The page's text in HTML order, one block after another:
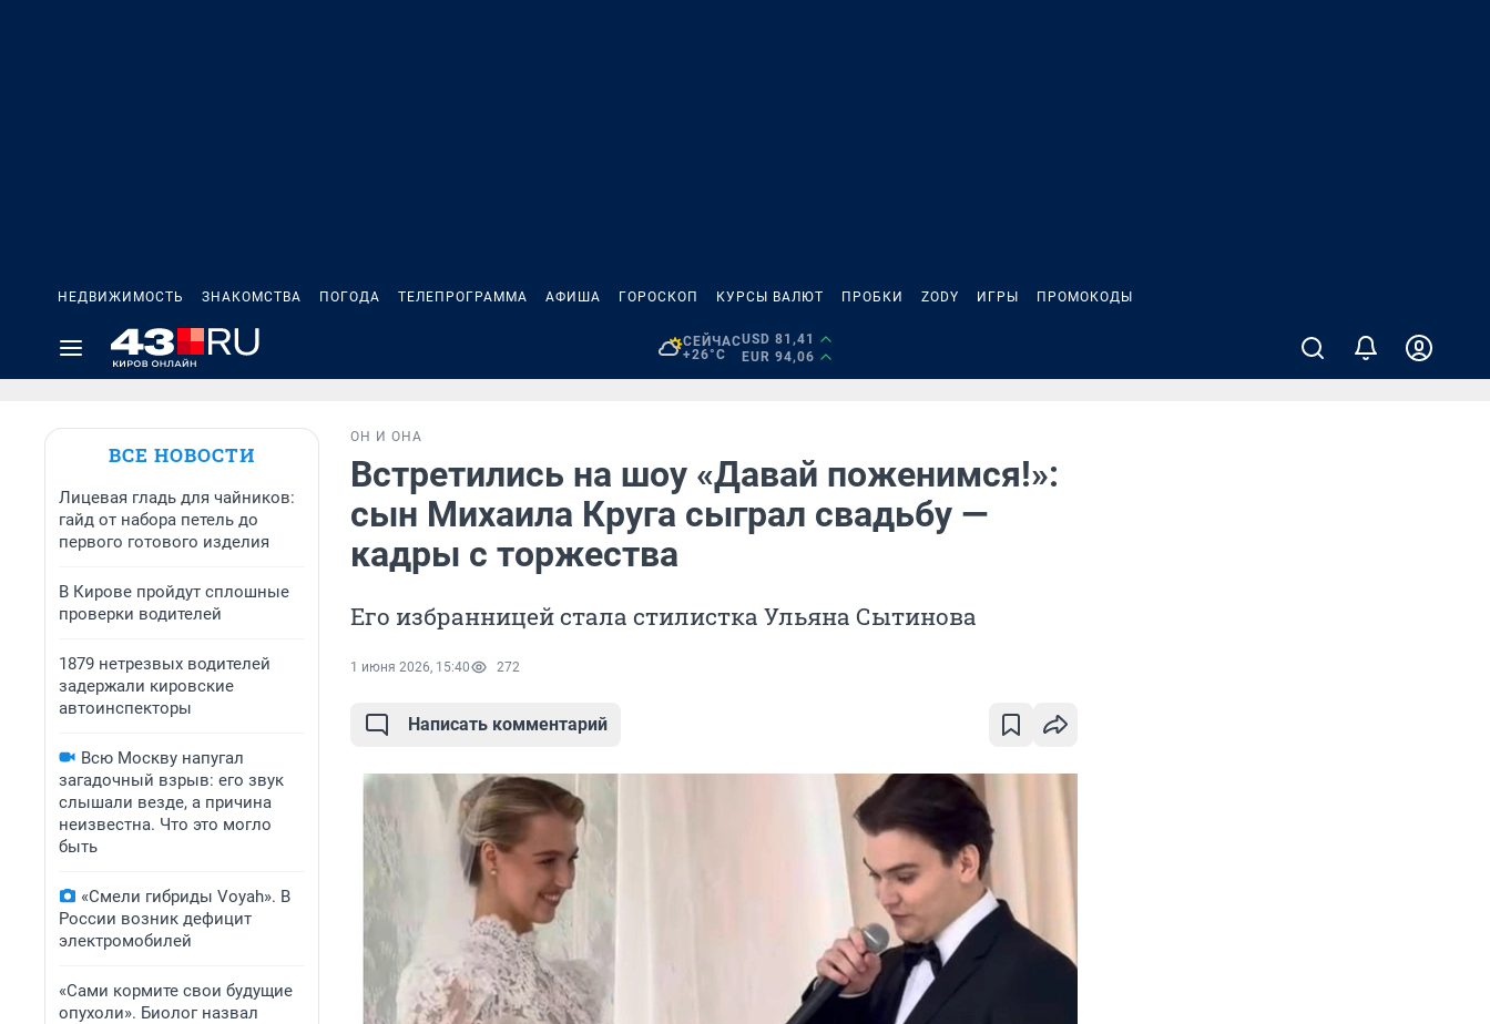
НЕДВИЖИМОСТЬ ЗНАКОМСТВА ПОГОДА ТЕЛЕПРОГРАММА АФИША ГОРОСКОП КУРСЫ ВАЛЮТ ПРОБКИ ZODY ИГРЫ ПРОМОКОДЫ
СЕЙЧАС
+26°C
USD 81,41
EUR 94,06
ВСЕ НОВОСТИ
Лицевая гладь для чайников:
гайд от набора петель до
первого готового изделия
В Кирове пройдут сплошные
проверки водителей
1879 нетрезвых водителей
задержали кировские
автоинспекторы
Всю Москву напугал
загадочный взрыв: его звук
слышали везде, а причина
неизвестна. Что это могло
быть
«Смели гибриды Voyah». В
России возник дефицит
электромобилей
«Сами кормите свои будущие
опухоли». Биолог назвал
ОН И ОНА
Встретились на шоу «Давай поженимся!»:
сын Михаила Круга сыграл свадьбу —
кадры с торжества
Его избранницей стала стилистка Ульяна Сытинова
1 июня 2026, 15:40 272
Написать комментарий